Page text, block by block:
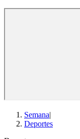
Semana|
Deportes